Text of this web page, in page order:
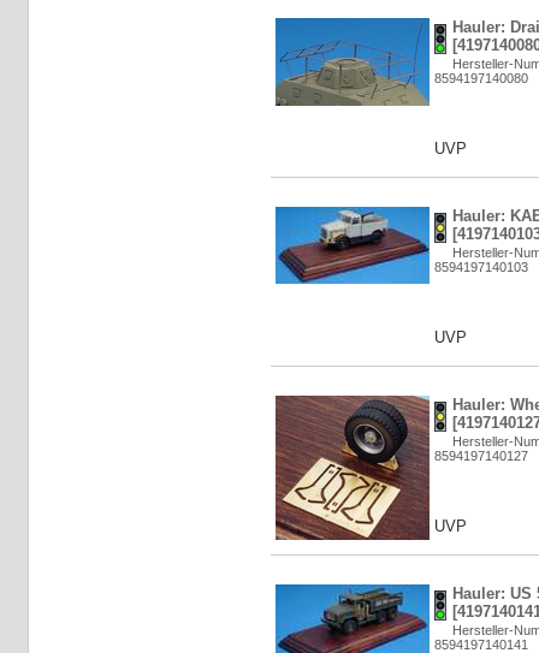
Hauler:
Hersteller-
8594197140080
UVP
Hauler:
Hersteller-
8594197140103
UVP
Hauler:
Hersteller-
8594197140127
UVP
Hauler: US
Hersteller-
8594197140141